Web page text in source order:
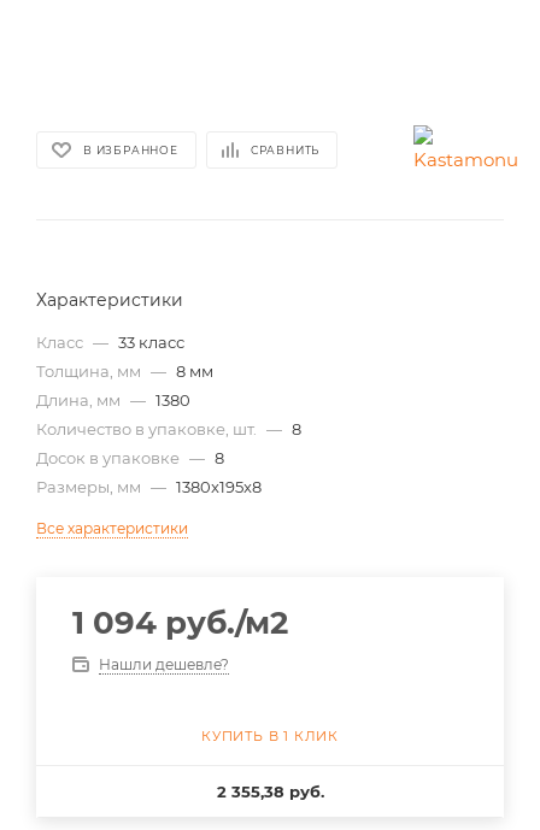
В ИЗБРАННОЕ СРАВНИТЬ
Характеристики
Класс — 33 класс
Толщина, мм — 8 мм
Длина, мм — 1380
Количество в упаковке, шт.
— 8
Досок в упаковке — 8
Размеры, мм — 1380x195x8
Все характеристики
1 094 руб./м2
Нашли дешевле?
КУПИТЬ В 1 КЛИК
2 355,38 руб.